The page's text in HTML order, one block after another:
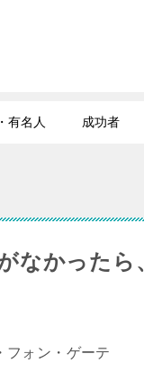
有名人 成功者
なかったら